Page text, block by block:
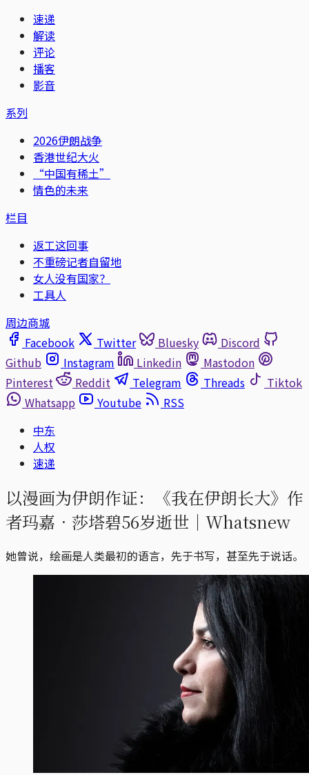
速递
解读
评论
播客
影音
系列
2026伊朗战争
香港世纪大火
“中国有稀土”
情色的未来
栏目
返工这回事
不重磅记者自留地
女人没有国家？
工具人
周边商城
Facebook
Twitter Bluesky
Discord
Github
Instagram Linkedin
Mastodon
Pinterest
Reddit Telegram Threads
Tiktok
Whatsapp
Youtube
RSS
中东
人权
速递
以漫画为伊朗作证：《我在伊朗长大》作
者玛嘉‧莎塔碧56岁逝世｜Whatsnew
她曾说，绘画是人类最初的语言，先于书写，甚至先于说话。